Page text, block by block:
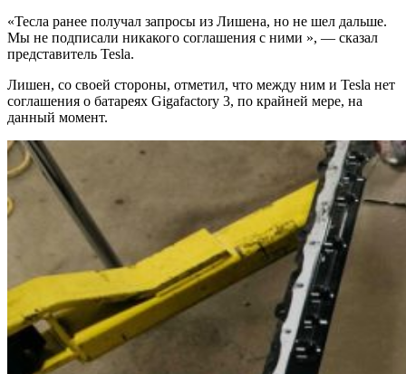
«Тесла ранее получал запросы из Лишена, но не шел дальше.
Мы не подписали никакого соглашения с ними », — сказал
представитель Tesla.
Лишен, со своей стороны, отметил, что между ним и Tesla нет
соглашения о батареях Gigafactory 3, по крайней мере, на
данный момент.